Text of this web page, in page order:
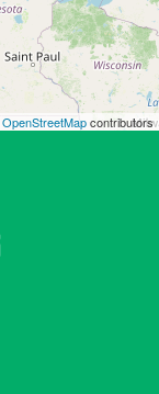
OpenStreetMapcontributors